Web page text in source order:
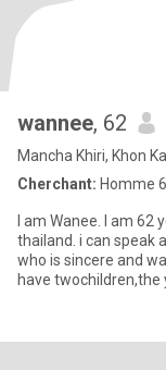
wannee, 62
Mancha Khiri, Khon
Cherchant: Homme
I am Wanee. I am
thailand. i can speak
who is sincere and
have